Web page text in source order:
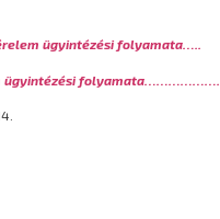
ügyintézési folyamata…..
ügyintézési folyamata……………….